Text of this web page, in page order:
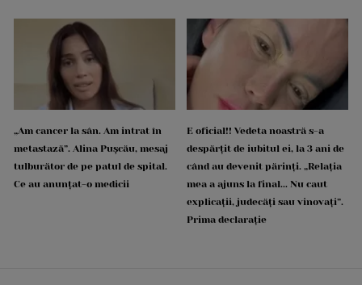
„Am cancer la sân. Am intrat în
metastază”. Alina Pușcău, mesaj
tulburător de pe patul de spital.
Ce au anunțat-o medicii
E oficial!! Vedeta noastră s-a
despărțit de iubitul ei, la 3 ani de
când au devenit părinți. „Relația
mea a ajuns la final... Nu caut
explicații, judecăți sau vinovați”.
Prima declarație